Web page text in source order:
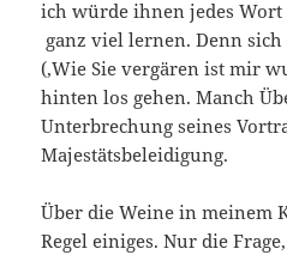
ich würde ihnen jedes Wort
ganz viel lernen. Denn
(‚Wie Sie vergären ist mir
hinten los gehen. Manch
Unterbrechung seines
Majestätsbeleidigung.
Über die Weine in meinem
Regel einiges. Nur die